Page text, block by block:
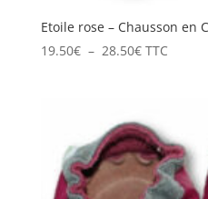
Etoile rose – Chausson en
19.50€ – 28.50€Plage
à
28.50€
TTC